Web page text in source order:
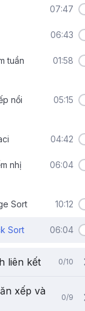
07:47
06:43
tuần
01:58
nổi
05:15
04:42
nhị
06:04
Sort 10:12
Sort 06:04
liên kết 0/10
xếp và
0/9